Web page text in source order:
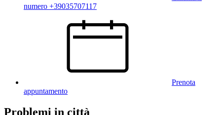
numero +39035707117
Prenota
appuntamento
Problemi in città